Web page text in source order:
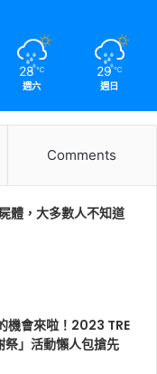
28 ℃
週六
29 ℃
週日
Comments
體，大多數人不知道
機會來啦！2023 TRE
」活動懶人包搶先